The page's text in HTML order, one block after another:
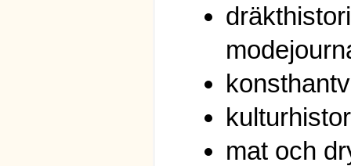
mat och